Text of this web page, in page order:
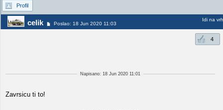
Profil
celik Poslao: 18 Jun 2020 11:03
Idi na vrh
4
Napisano: 18 Jun 2020 11:01
Zavrsicu ti to!